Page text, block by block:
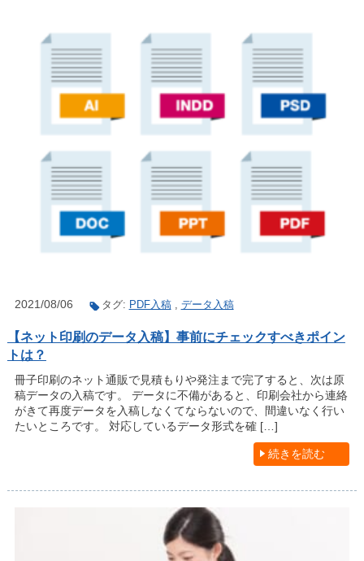
2021/08/06 タグ: PDF入稿, データ入稿
【ネット印刷のデータ入稿】事前にチェックすべきポイン
トは？
冊子印刷のネット通販で見積もりや発注まで完了すると、次は原
稿データの入稿です。 データに不備があると、印刷会社から連絡
がきて再度データを入稿しなくてならないので、間違いなく行い
たいところです。 対応しているデータ形式を確 […]
続きを読む